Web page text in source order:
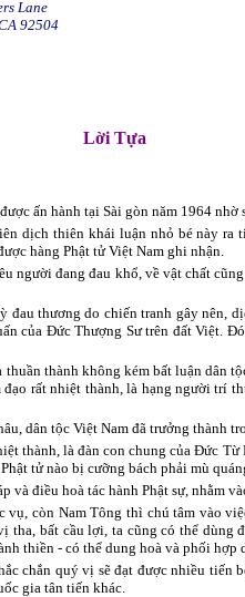
Lane
92504
Lời Tựa
ấn hành tại Sài gòn năm 1964
dịch thiên khái luận nhỏ bé này
hàng Phật tử Việt Nam ghi nhận.
người đang đau khổ, về vật chất
đau thương do chiến tranh gây nên,
của Đức Thượng Sư trên đất Việt.
thành không kém bất luận dân
rất nhiệt thành, là hạng người trí
dân tộc Việt Nam đã trưởng thành
thành, là đàn con chung của Đức
tử nào bị cưỡng bách phải mù
và điều hoà tác hành Phật sự, nhằm
vụ, còn Nam Tông thì chú tâm vào
tha, bất cầu lợi, ta cũng có thể
thiền - có thể dung hoà và phối hợp
chắn quý vị sẽ đạt được nhiều
gia tân tiến khác.